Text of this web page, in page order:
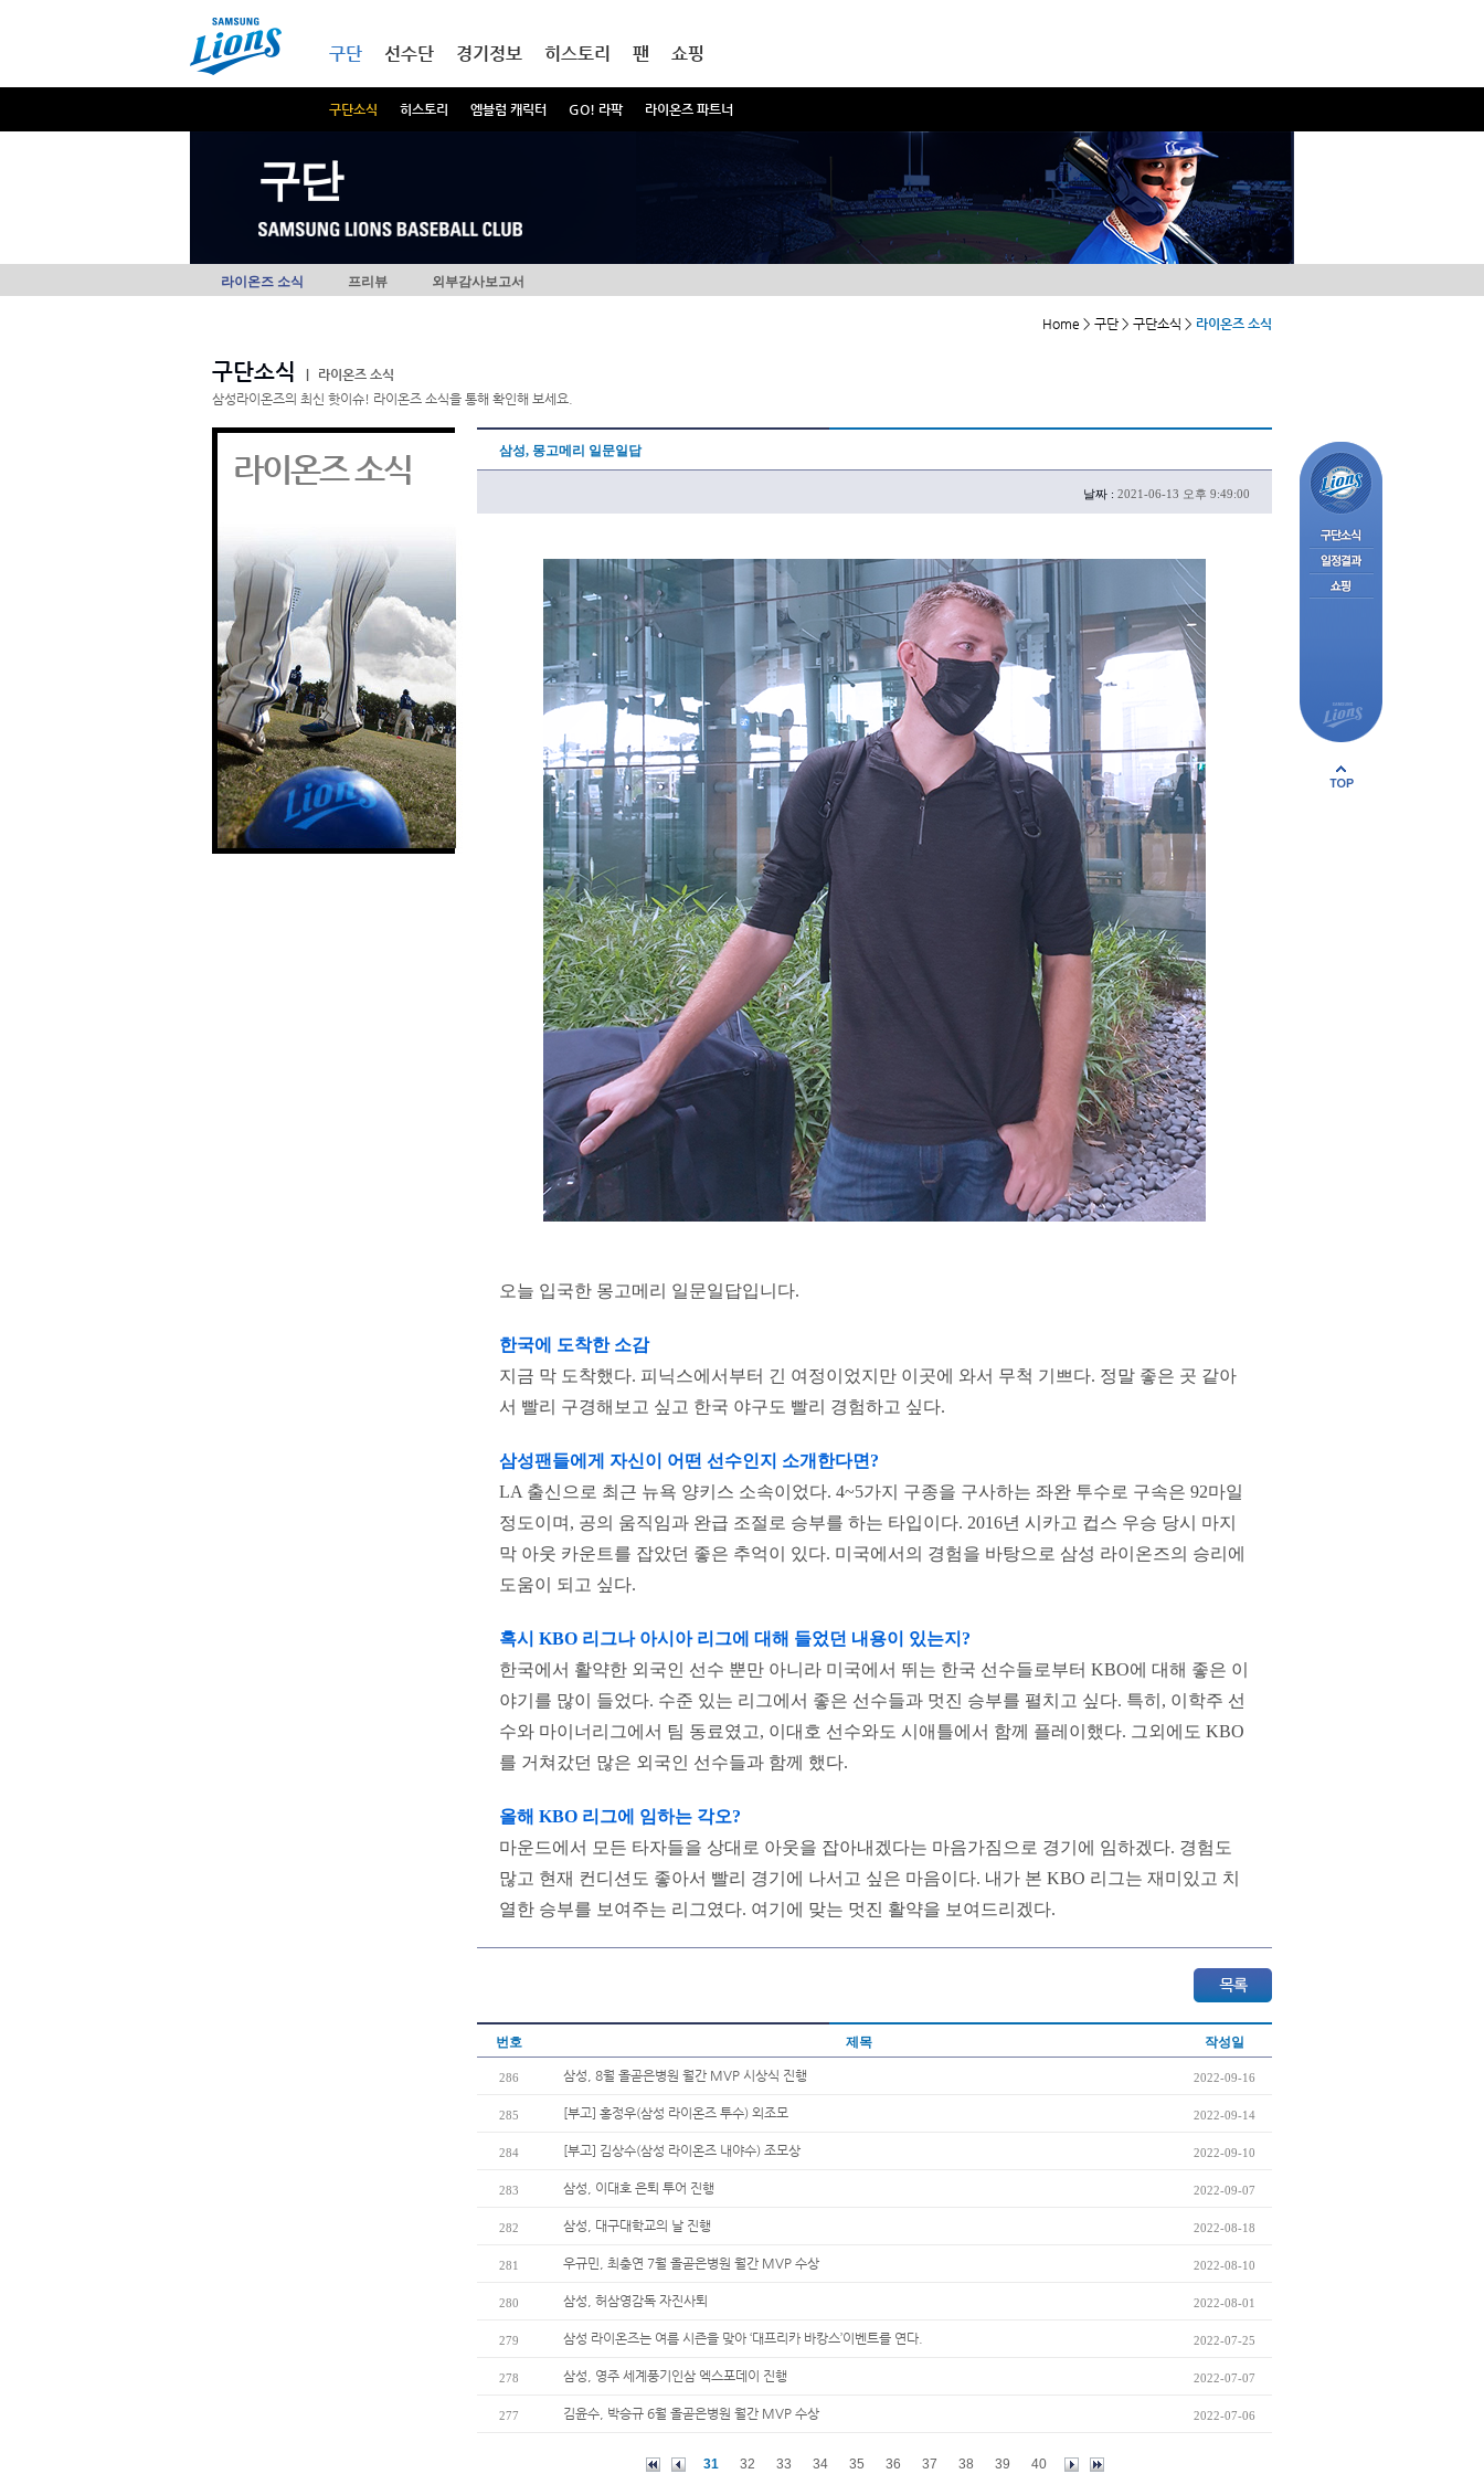
구단
구단소식 히스토리 엠블럼 캐릭터 GO! 라팍 라이온즈 파트너
선수단 경기정보 히스토리 팬 쇼핑
구단
라이온즈 소식 프리뷰 외부감사보고서
Home > 구단 > 구단소식 > 라이온즈 소식
구단소식
라이온즈 소식
삼성라이온즈의 최신 핫이슈! 라이온즈 소식을 통해 확인해 보세요.
라이온즈 소식 삼성, 몽고메리 일문일답
날짜 : 2021-06-13 오후 9:49:00
오늘 입국한 몽고메리 일문일답입니다.
한국에 도착한 소감
지금 막 도착했다. 피닉스에서부터 긴 여정이었지만 이곳에 와서 무척 기쁘다. 정말 좋은 곳 같아
서 빨리 구경해보고 싶고 한국 야구도 빨리 경험하고 싶다.
삼성팬들에게 자신이 어떤 선수인지 소개한다면?
LA 출신으로 최근 뉴욕 양키스 소속이었다. 4~5가지 구종을 구사하는 좌완 투수로 구속은 92마일
정도이며, 공의 움직임과 완급 조절로 승부를 하는 타입이다. 2016년 시카고 컵스 우승 당시 마지
막 아웃 카운트를 잡았던 좋은 추억이 있다. 미국에서의 경험을 바탕으로 삼성 라이온즈의 승리에
도움이 되고 싶다.
혹시 KBO 리그나 아시아 리그에 대해 들었던 내용이 있는지?
한국에서 활약한 외국인 선수 뿐만 아니라 미국에서 뛰는 한국 선수들로부터 KBO에 대해 좋은 이
야기를 많이 들었다. 수준 있는 리그에서 좋은 선수들과 멋진 승부를 펼치고 싶다. 특히, 이학주 선
수와 마이너리그에서 팀 동료였고, 이대호 선수와도 시애틀에서 함께 플레이했다. 그외에도 KBO
를 거쳐갔던 많은 외국인 선수들과 함께 했다.
올해 KBO 리그에 임하는 각오?
마운드에서 모든 타자들을 상대로 아웃을 잡아내겠다는 마음가짐으로 경기에 임하겠다. 경험도
많고 현재 컨디션도 좋아서 빨리 경기에 나서고 싶은 마음이다. 내가 본 KBO 리그는 재미있고 치
열한 승부를 보여주는 리그였다. 여기에 맞는 멋진 활약을 보여드리겠다.
번호 제목 작성일
286 삼성, 8월 올곧은병원 월간 MVP 시상식 진행 2022-09-16
285 [부고] 홍정우(삼성 라이온즈 투수) 외조모 2022-09-14
284 [부고] 김상수(삼성 라이온즈 내야수) 조모상 2022-09-10
283 삼성, 이대호 은퇴 투어 진행 2022-09-07
282 삼성, 대구대학교의 날 진행 2022-08-18
281 우규민, 최충연 7월 올곧은병원 월간 MVP 수상 2022-08-10
280 삼성, 허삼영감독 자진사퇴 2022-08-01
279 삼성 라이온즈는 여름 시즌을 맞아 ‘대프리카 바캉스’이벤트를 연다. 2022-07-25
278 삼성, 영주 세계풍기인삼 엑스포데이 진행 2022-07-07
277 김윤수, 박승규 6월 올곧은병원 월간 MVP 수상 2022-07-06
31 32 33 34 35 36 37 38 39 40